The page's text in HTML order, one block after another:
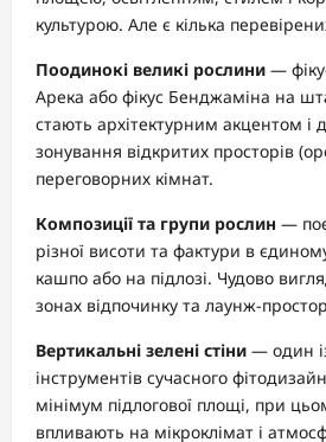
культурою. Але є кілька
Поодинокі великі рослини —
Арека або фікус Бенджаміна на
стають архітектурним акцентом і
зонування відкритих просторів
переговорних кімнат.
Композиції та групи рослин —
різної висоти та фактури в
кашпо або на підлозі. Чудово
зонах відпочинку та лаунж-
Вертикальні зелені стіни — один
інструментів сучасного
мінімум підлогової площі, при
впливають на мікроклімат і